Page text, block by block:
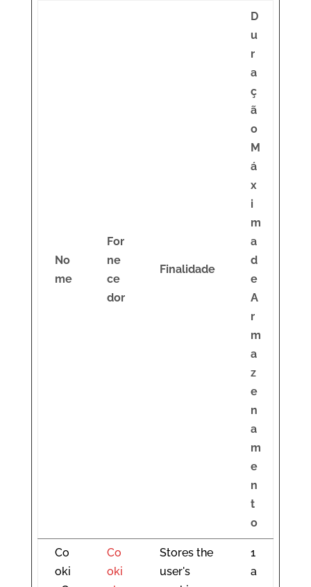
No
me
For
ne
ce
dor
Finalidade
D
u
r
a
ç
ã
o
M
á
x
i
m
a
d
e
A
r
m
a
z
e
n
a
m
e
n
t
o
Co
oki
Co
oki
Stores the
user's
1
a